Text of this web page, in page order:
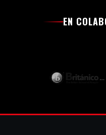
EN